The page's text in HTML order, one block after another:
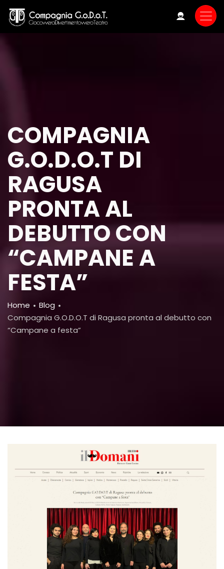
main
COMPAGNIA
G.O.D.O.T DI
RAGUSA
PRONTA AL
DEBUTTO CON
“CAMPANE A
FESTA”
Breadcrumb
Home
Blog
Compagnia G.O.D.O.T di Ragusa pronta al debutto con
“Campane a festa”